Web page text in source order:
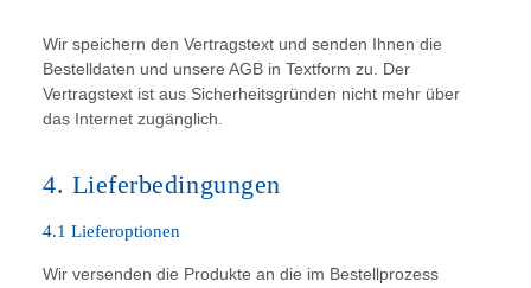
Wir speichern den Vertragstext und senden Ihnen die
Bestelldaten und unsere AGB in Textform zu. Der
Vertragstext ist aus Sicherheitsgründen nicht mehr über
das Internet zugänglich.
4. Lieferbedingungen
4.1 Lieferoptionen
Wir versenden die Produkte an die im Bestellprozess